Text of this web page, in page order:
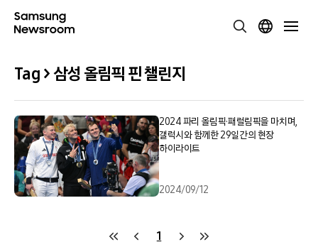
Tag > 삼성 올림픽 핀 챌린지
2024 파리 올림픽·패럴림픽을 마치며,
갤럭시와 함께한 29일간의 현장
하이라이트
2024/09/12
1